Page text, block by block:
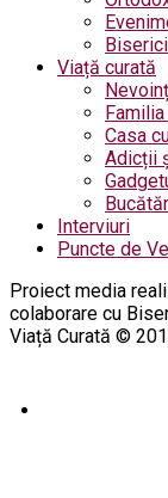
Viață curată
Casa
Adicții
Interviuri
Puncte de
Proiect media
colaborare cu
Viață Curată ©